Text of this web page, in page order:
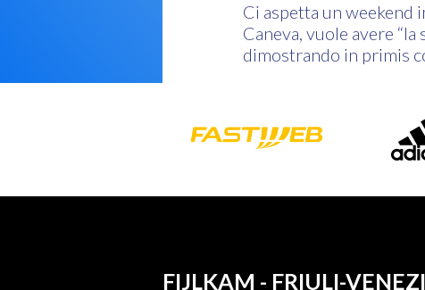
Ci aspetta un weekend
Caneva, vuole avere
dimostrando in primis
FIJLKAM - FRIULI-